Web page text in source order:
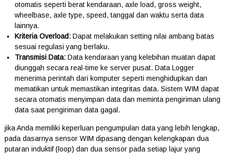
otomatis seperti berat kendaraan, axle load, gross weight,
wheelbase, axle type, speed, tanggal dan waktu serta data
lainnya.
Kriteria Overload:Dapat melakukan setting nilai ambang batas
sesuai regulasi yang berlaku.
Transmisi Data:Data kendaraan yang kelebihan muatan dapat
diunggah secara real-time ke server pusat. Data Logger
menerima perintah dari komputer seperti menghidupkan dan
mematikan untuk memastikan integritas data. Sistem WIM dapat
secara otomatis menyimpan data dan meminta pengiriman ulang
data saat pengiriman data gagal.
jika Anda memiliki keperluan pengumpulan data yang lebih lengkap,
pada dasarnya sensor WIM dipasang dengan kelengkapan dua
putaran induktif (loop) dan dua sensor pada setiap lajur yang